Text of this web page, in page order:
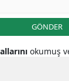
GÖNDER
okumuş